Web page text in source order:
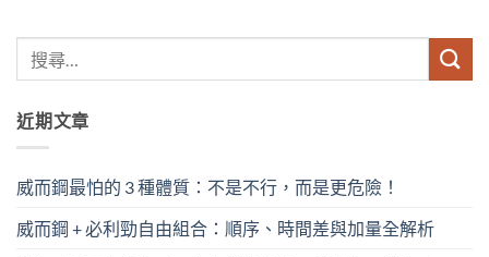
近期文章
威而鋼最怕的 3 種體質：不是不行，而是更危險！
威而鋼 + 必利勁自由組合：順序、時間差與加量全解析